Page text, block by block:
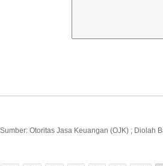
Sumber: Otoritas Jasa Keuangan (OJK) ; Diolah